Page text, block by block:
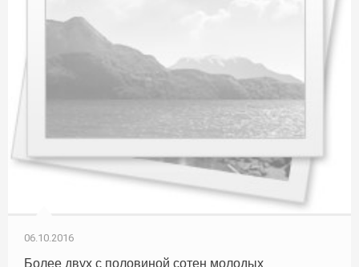
06.10.2016
Более двух с половиной сотен молодых